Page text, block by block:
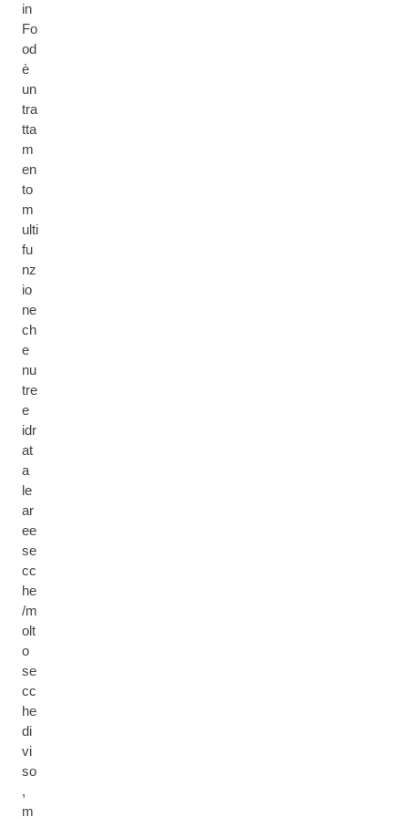
in
Fo
od
è
un
tra
tta
m
en
to
m
ulti
fu
nz
io
ne
ch
e
nu
tre
e
idr
at
a
le
ar
ee
se
cc
he
/m
olt
o
se
cc
he
di
vi
so
,
m